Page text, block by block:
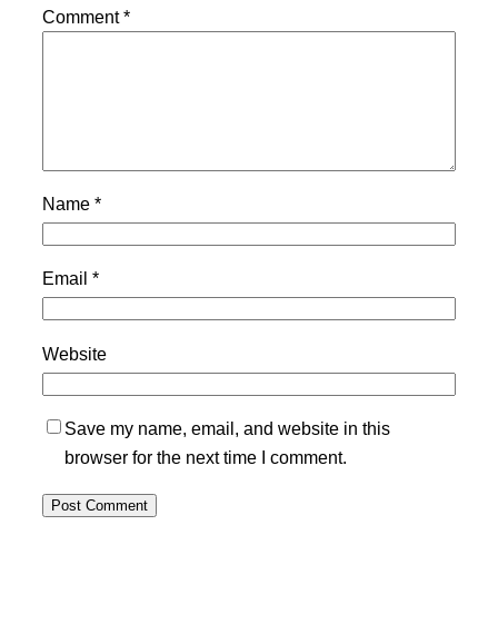
Comment*
Name *
Email *
Website
Save my name, email, and website in this
browser for the next time I comment.